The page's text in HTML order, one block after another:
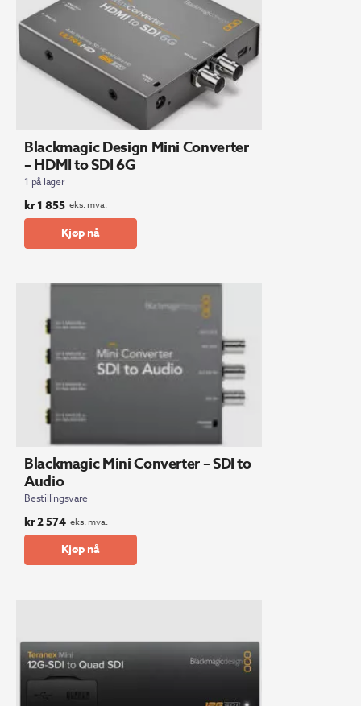
Blackmagic Design Mini Converter
– HDMI to SDI 6G
1 på lager
kr1 855 eks. mva.
Kjøp nå
Blackmagic Mini Converter – SDI to
Audio
Bestillingsvare
kr2 574 eks. mva.
Kjøp nå